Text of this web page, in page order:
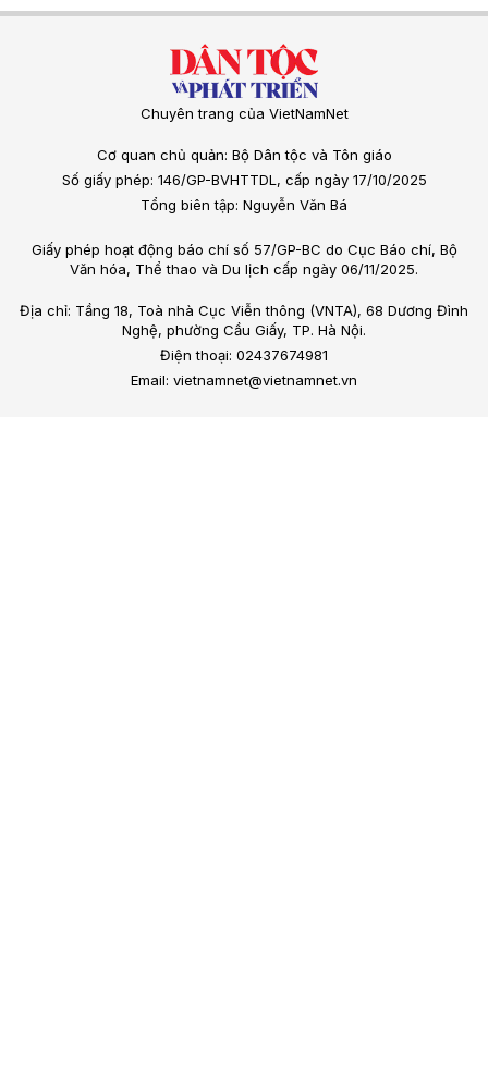
Chuyên trang của VietNamNet
Cơ quan chủ quản: Bộ Dân tộc và Tôn giáo
Số giấy phép: 146/GP-BVHTTDL, cấp ngày 17/10/2025
Tổng biên tập: Nguyễn Văn Bá
Giấy phép hoạt động báo chí số 57/GP-BC do Cục Báo chí, Bộ
Văn hóa, Thể thao và Du lịch cấp ngày 06/11/2025.
Địa chỉ: Tầng 18, Toà nhà Cục Viễn thông (VNTA), 68 Dương Đình
Nghệ, phường Cầu Giấy, TP. Hà Nội.
Điện thoại: 02437674981
Email: vietnamnet@vietnamnet.vn